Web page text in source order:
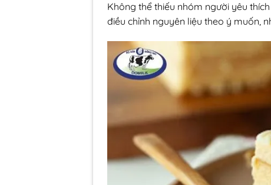
Không thể thiếu nhóm người yêu
điều chỉnh nguyên liệu theo ý muốn,